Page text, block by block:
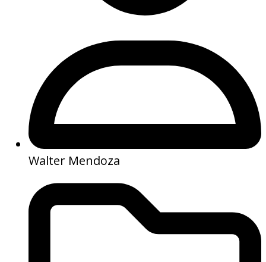
Walter Mendoza